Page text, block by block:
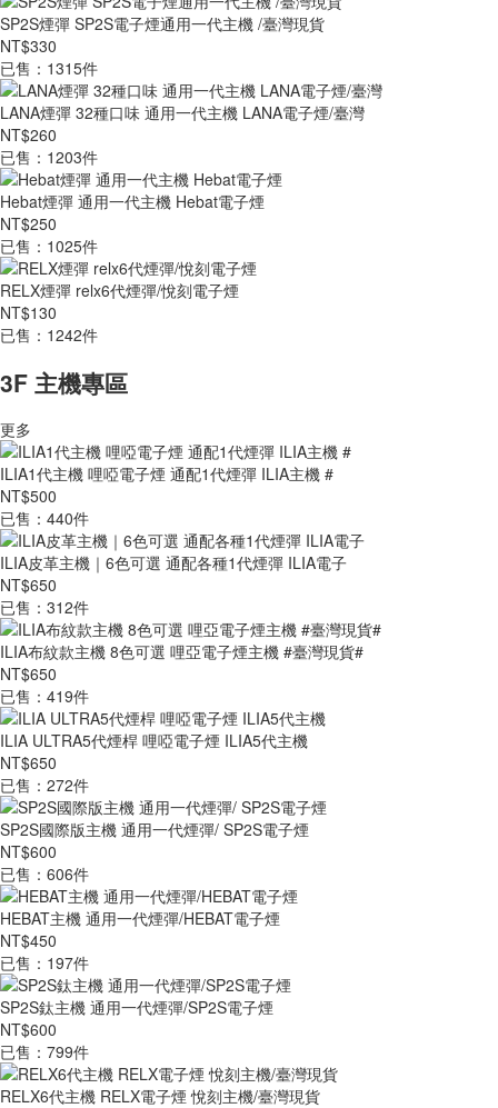
SP2S煙彈 SP2S電子煙通用一代主機 /臺灣現貨
NT$330
已售：1315件
LANA煙彈 32種口味 通用一代主機 LANA電子煙/臺灣
NT$260
已售：1203件
Hebat煙彈 通用一代主機 Hebat電子煙
NT$250
已售：1025件
RELX煙彈 relx6代煙彈/悅刻電子煙
NT$130
已售：1242件
3F 主機專區
更多
ILIA1代主機 哩啞電子煙 通配1代煙彈 ILIA主機 #
NT$500
已售：440件
ILIA皮革主機｜6色可選 通配各種1代煙彈 ILIA電子
NT$650
已售：312件
ILIA布紋款主機 8色可選 哩亞電子煙主機 #臺灣現貨#
NT$650
已售：419件
ILIA ULTRA5代煙桿 哩啞電子煙 ILIA5代主機
NT$650
已售：272件
SP2S國際版主機 通用一代煙彈/ SP2S電子煙
NT$600
已售：606件
HEBAT主機 通用一代煙彈/HEBAT電子煙
NT$450
已售：197件
SP2S鈦主機 通用一代煙彈/SP2S電子煙
NT$600
已售：799件
RELX6代主機 RELX電子煙 悅刻主機/臺灣現貨